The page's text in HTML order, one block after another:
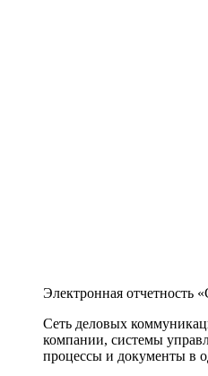
Электронная отчетность
Сеть деловых
компании, системы
процессы и документы в